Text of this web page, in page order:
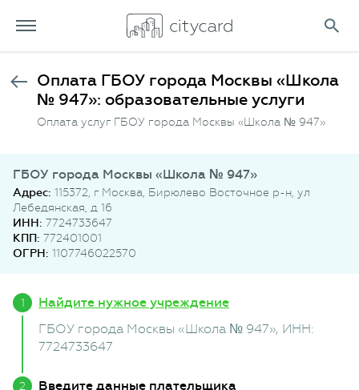
Оплата ГБОУ города Москвы «Школа
№ 947»: образовательные услуги
Оплата услуг ГБОУ города Москвы «Школа № 947»
ГБОУ города Москвы «Школа № 947»
Адрес: 115372, г Москва, Бирюлево Восточное р-н, ул
Лебедянская, д 16
ИНН: 7724733647
КПП: 772401001
ОГРН: 1107746022570
Найдите нужное учреждение
ГБОУ города Москвы «Школа № 947», ИНН:
7724733647
Введите данные плательщика